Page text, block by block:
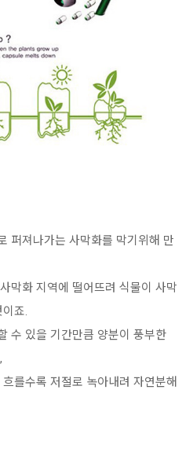
퍼져나가는 사막화를 막기위해 만
막화 지역에 떨어뜨려 식물이 사막
죠.
수 있을 기간만큼 양분이 풍부한
를수록 저절로 녹아내려 자연분해